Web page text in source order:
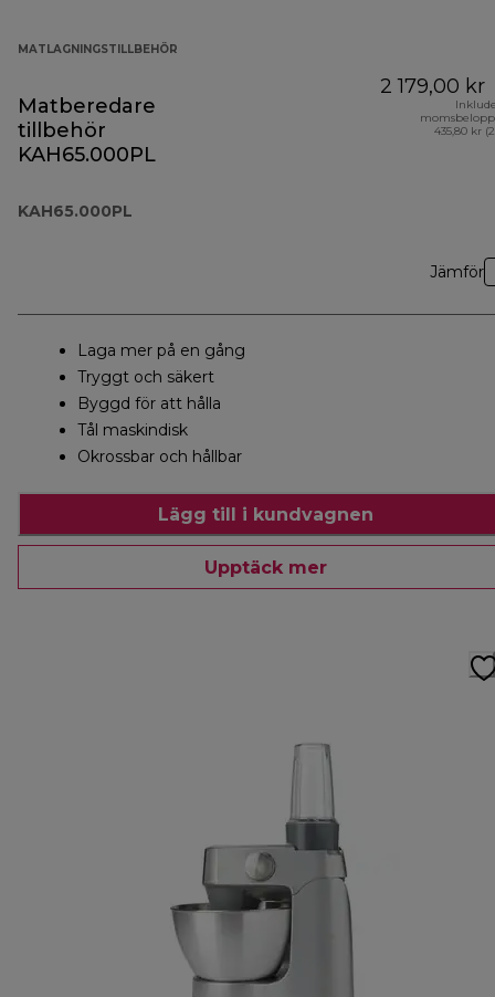
MATLAGNINGSTILLBEHÖR
Matberedare
tillbehör
KAH65.000PL
KAH65.000PL
2 179,00 kr
435,80 kr
Jämför
Laga mer på en gång
Tryggt och säkert
Byggd för att hålla
Tål maskindisk
Okrossbar och hållbar
Lägg till i kundvagnen
Upptäck mer